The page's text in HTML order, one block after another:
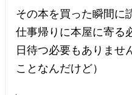
その本を買った瞬間に
仕事帰りに本屋に寄る
日待つ必要もありませ
ことなんだけど）